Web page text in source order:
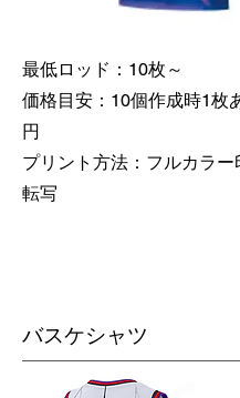
最低ロッド：10枚～
価格目安：10個作成時1枚
円
プリント方法：フルカラー
転写
バスケシャツ